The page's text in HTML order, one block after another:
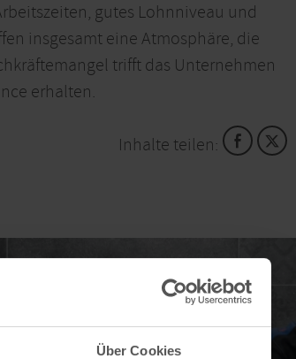
Über Cookies
gutes Lohnniveau und
insgesamt eine Atmosphäre, die
trifft das Unternehmen
erhalten.
Inhalte teilen: